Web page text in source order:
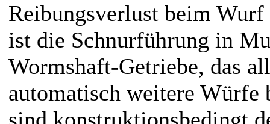
Reibungsverlust beim
ist die Schnurführung in
Wormshaft-Getriebe, das
automatisch weitere